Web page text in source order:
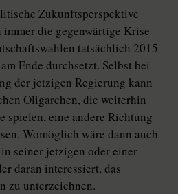
Zukunftsperspektive
die gegenwärtige Krise
tatsächlich 2015
Ende durchsetzt. Selbst bei
der jetzigen Regierung kann
Oligarchen, die weiterhin
spielen, eine andere Richtung
Womöglich wäre dann auch
seiner jetzigen oder einer
daran interessiert, das
zu unterzeichnen.